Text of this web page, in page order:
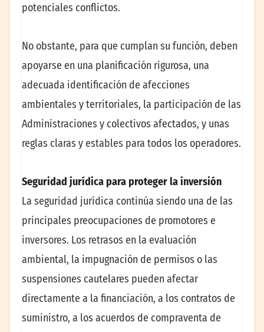
potenciales conflictos.
No obstante, para que cumplan su función, deben
apoyarse en una planificación rigurosa, una
adecuada identificación de afecciones
ambientales y territoriales, la participación de las
Administraciones y colectivos afectados, y unas
reglas claras y estables para todos los operadores.
Seguridad jurídica para proteger la inversión
La seguridad jurídica continúa siendo una de las
principales preocupaciones de promotores e
inversores. Los retrasos en la evaluación
ambiental, la impugnación de permisos o las
suspensiones cautelares pueden afectar
directamente a la financiación, a los contratos de
suministro, a los acuerdos de compraventa de